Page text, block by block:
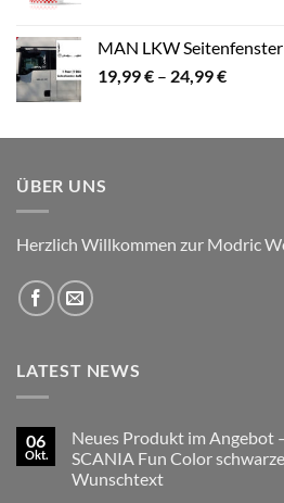
MAN LKW
19,99€ – 24,99€
24,99 €
ÜBER UNS
Herzlich Willkommen zur Modric
LATEST NEWS
06
Okt.
Neues Produkt im Angebot
SCANIA Fun Color
Wunschtext